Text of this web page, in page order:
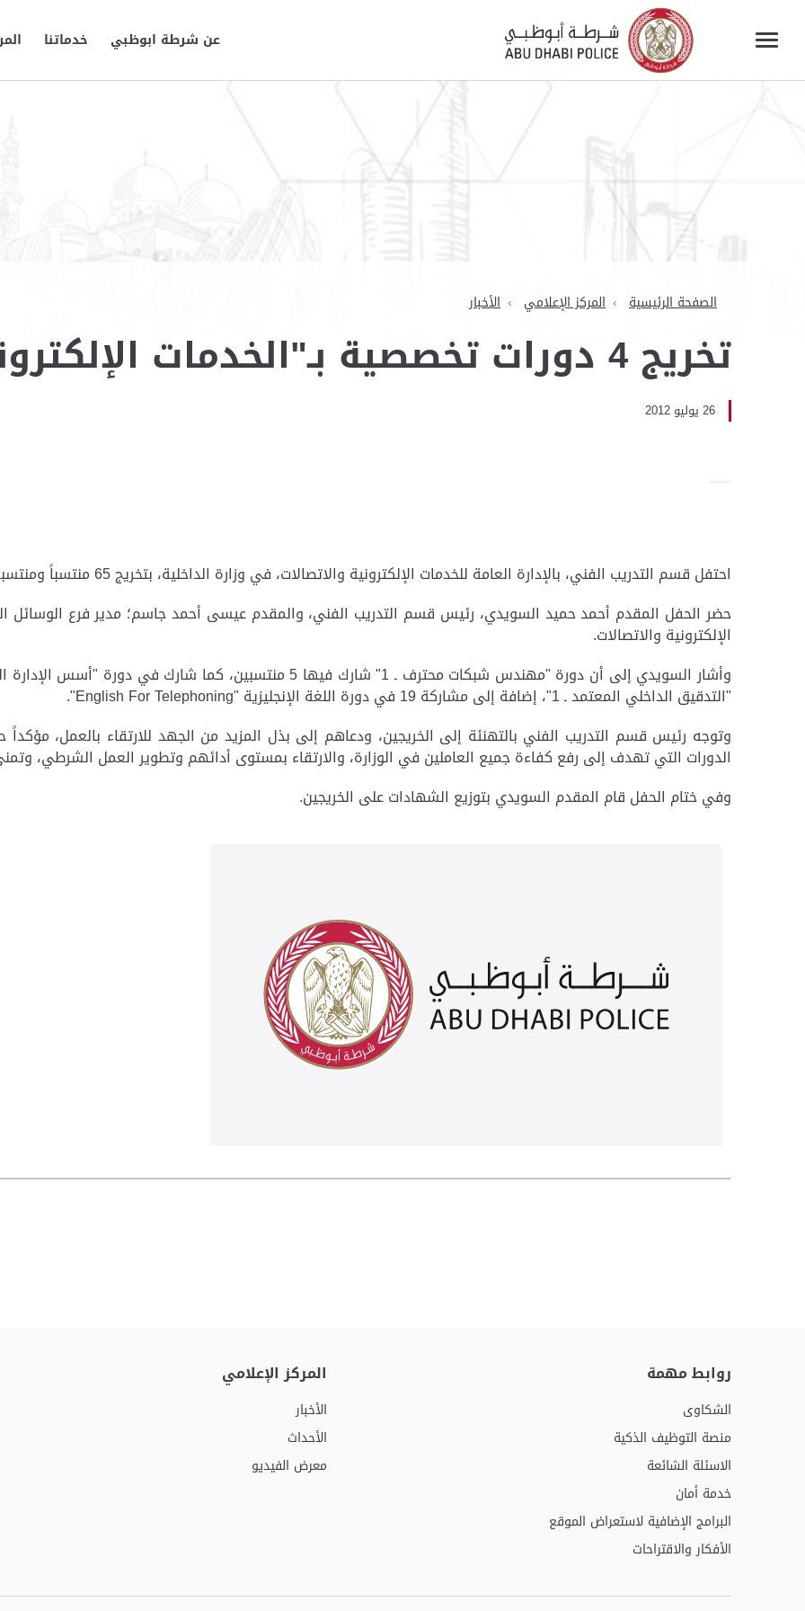
عن شرطة ابوظبي خدماتنا
الصفحة الرئيسية المركز الإعلامي الأخبار
تخريج 4 دورات تخصصية بـ"الخدمات الإلكترونية" في "الداخلية"
26 يوليو 2012
احتفل قسم التدريب الفني، بالإدارة العامة للخدمات الإلكترونية والاتصالات، في وزارة الداخلية، بتخريج 65 منتسباً ومنتسبة، في 4 دورات تخصصية.
حضر الحفل المقدم أحمد حميد السويدي، رئيس قسم التدريب الفني، والمقدم عيسى أحمد جاسم؛ مدير فرع الوسائل
الإلكترونية والاتصالات.
"التدقيق الداخلي المعتمد ـ 1"، إضافة إلى مشاركة 19 في دورة اللغة الإنجليزية "English For Telephoning".
وتوجه رئيس قسم التدريب الفني بالتهنئة إلى الخريجين، ودعاهم إلى بذل المزيد من الجهد للارتقاء بالعمل،
الدورات التي تهدف إلى رفع كفاءة جميع العاملين في الوزارة، والارتقاء بمستوى أدائهم وتطوير العمل الشرطي،
وفي ختام الحفل قام المقدم السويدي بتوزيع الشهادات على الخريجين.
روابط مهمة
الشكاوى
منصة التوظيف الذكية
الاسئلة الشائعة
خدمة أمان
البرامج الإضافية لاستعراض الموقع
الأفكار والاقتراحات
المركز الإعلامي
الأخبار
الأحداث
معرض الفيديو